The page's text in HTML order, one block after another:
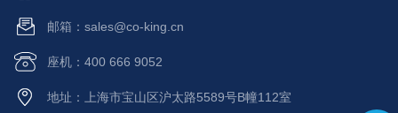
邮箱：sales@co-king.cn
座机：400 666 9052
地址：上海市宝山区沪太路5589号B幢112室